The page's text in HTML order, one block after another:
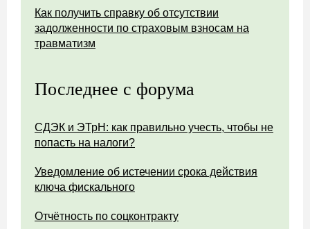
Как получить справку об отсутствии
задолженности по страховым взносам на
травматизм
Последнее с форума
СДЭК и ЭТрН: как правильно учесть, чтобы не
попасть на налоги?
Уведомление об истечении срока действия
ключа фискального
Отчётность по соцконтракту